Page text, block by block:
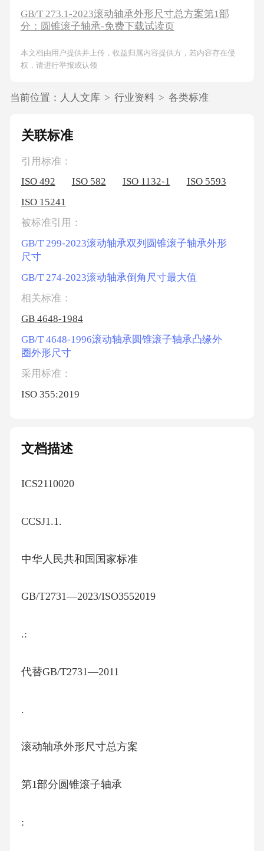
GB/T 273.1-2023滚动轴承外形尺寸总方案第1部
分：圆锥滚子轴承-免费下载试读页
本文档由用户提供并上传，收益归属内容提供方，若内容存在侵
权，请进行举报或认领
当前位置： 人人文库 > 行业资料 > 各类标准
关联标准
引用标准：
ISO 492
ISO 582 ISO 1132-1
ISO 5593
ISO 15241
被标准引用：
GB/T 299-2023滚动轴承双列圆锥滚子轴承外形
尺寸
GB/T 274-2023滚动轴承倒角尺寸最大值
相关标准：
GB 4648-1984
GB/T 4648-1996滚动轴承圆锥滚子轴承凸缘外
圈外形尺寸
采用标准：
ISO 355:2019
文档描述
ICS2110020
CCSJ1.1.
中华人民共和国国家标准
GB/T2731—2023/ISO3552019
.:
代替GB/T2731—2011
.
滚动轴承外形尺寸总方案
第1部分圆锥滚子轴承
: